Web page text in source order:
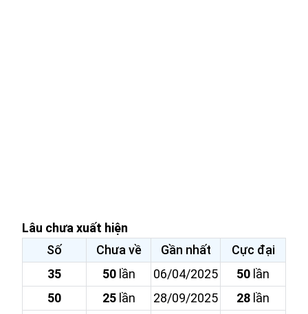
Lâu chưa xuất hiện
Số
Chưa về Gần nhất
Cực đại
35
50lần 06/04/2025 50 lần
50
25lần 28/09/2025 28 lần